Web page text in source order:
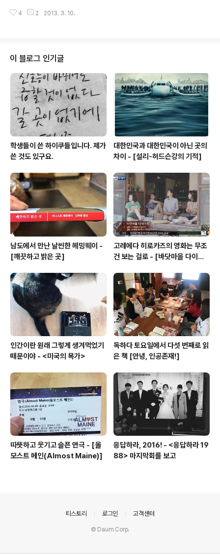
열세살부터 지금까지 웨이트리스를 하고있는 순 깡촌년이
룻동안에 다 찍은 영화들이라고 합니다. 제작비도 적고 시
디제이와 PD의 이야기인 '행복한 오후 2시' 와 골목에서
친구 삥뜯던 반장을 혼내주던 여고생 이야기 '소녀시대', 그
리고 키스방에서 일하는 키스 알바생에게 훈계를 당하는
고시생 시봉이 이야기인 '달인' 이 재밌었습니다. 배우 김혜
나 씨는 제 여친과 친분이 있는 사이인데, 마침 이 영화에
출연하는 열 아홉 명의 배..
4 2 2013. 3. 10.
이 블로그 인기글
학생들이 쓴 하이쿠들입니다. 제가
쓴 것도 있구요.
대한민국과 대한민국이 아닌 곳의
차이 - [설리-허드슨강의 기적]
남도에서 만난 날씬한 헤밍웨이 -
[깨끗하고 밝은 곳]
고레에다 히로카즈의 영화는 무조
건 보는 걸로 - [바닷마을 다이어
인간이란 원래 그렇게 생겨먹었기
때문이야 - <미국의 목가>
독하다 토요일에서 다섯 번째로 읽
은 책 [안녕, 인공존재!]
따뜻하고 웃기고 슬픈 연극 - [올
모스트 메인(Almost Maine)]
응답하라, 2016! - <응답하라 19
88> 마지막회를 보고
티스토리 로그인 고객센터
© Daum Corp.